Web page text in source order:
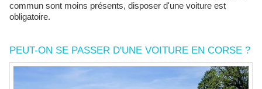
commun sont moins présents, disposer d'une voiture est
obligatoire.
PEUT-ON SE PASSER D'UNE VOITURE EN CORSE ?